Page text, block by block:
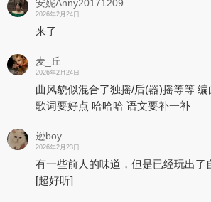
安妮Anny20171209
2026年2月24日
来了
麦_丘
2026年2月24日
曲风貌似混合了独摇/后(器)摇等等
歌词要好点 哈哈哈 语文要补一补
逊boy
2026年2月23日
有一些前人的味道，但是已经玩出了
[超好听]